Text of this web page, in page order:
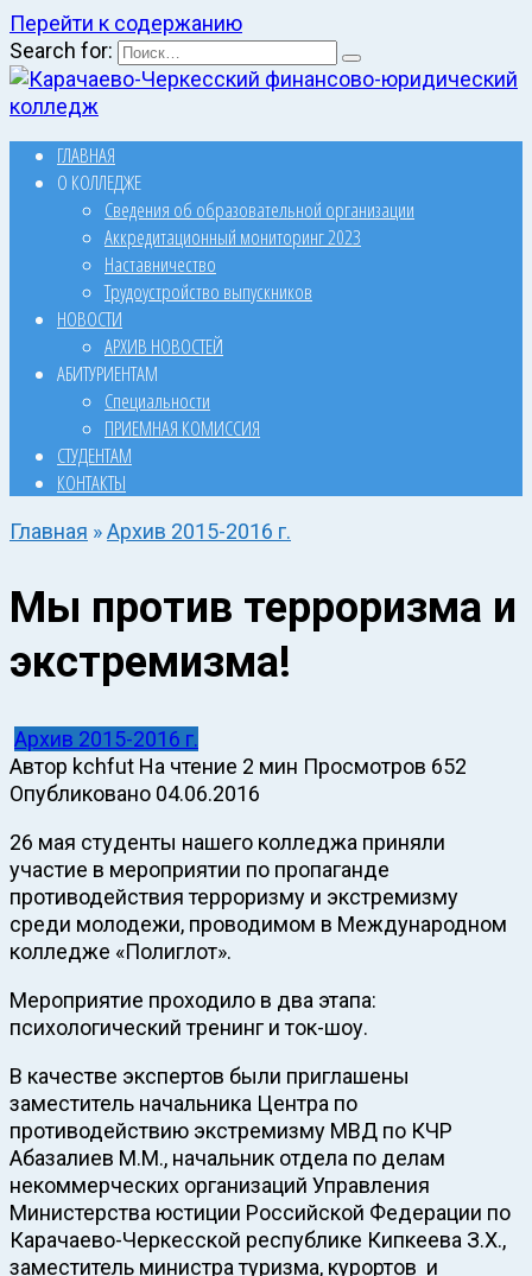
Перейти к содержанию
Search for:
ГЛАВНАЯ
О КОЛЛЕДЖЕ
Сведения об образовательной организации
Аккредитационный мониторинг 2023
Наставничество
Трудоустройство выпускников
НОВОСТИ
АРХИВ НОВОСТЕЙ
АБИТУРИЕНТАМ
Специальности
ПРИЕМНАЯ КОМИССИЯ
СТУДЕНТАМ
КОНТАКТЫ
Главная »Архив 2015-2016 г.
Мы против терроризма и
экстремизма!
Архив 2015-2016 г.
Автор kchfut На чтение 2 мин Просмотров 652
Опубликовано 04.06.2016
26 мая студенты нашего колледжа приняли
участие в мероприятии по пропаганде
противодействия терроризму и экстремизму
среди молодежи, проводимом в Международном
колледже «Полиглот».
Мероприятие проходило в два этапа:
психологический тренинг и ток-шоу.
В качестве экспертов были приглашены
заместитель начальника Центра по
противодействию экстремизму МВД по КЧР
Абазалиев М.М., начальник отдела по делам
некоммерческих организаций Управления
Министерства юстиции Российской Федерации по
Карачаево-Черкесской республике Кипкеева З.Х.,
заместитель министра туризма, курортов и